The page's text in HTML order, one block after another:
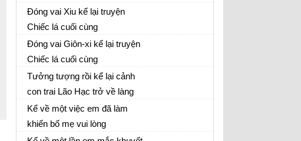
mới
Đóng vai cô bé bán diêm kể lại câu chuyện về
Đóng vai Xiu kể lại truyện
Chiếc lá cuối cùng
Vào vai nhân vật Xiu kể lại câu chuyện Chiếc lá
Đóng vai Giôn-xi kể lại truyện
Chiếc lá cuối cùng
Vào vai Giôn-xi kể lại câu chuyện Chiếc lá cuối
Tưởng tượng rồi kể lại cảnh
con trai Lão Hạc trở về làng
và thăm mộ cha
Hãy tưởng tượng mình là con trai Lão Hạc để
Kể về một việc em đã làm
khiến bố mẹ vui lòng
Bài viết số 2 lớp 8 đề 3